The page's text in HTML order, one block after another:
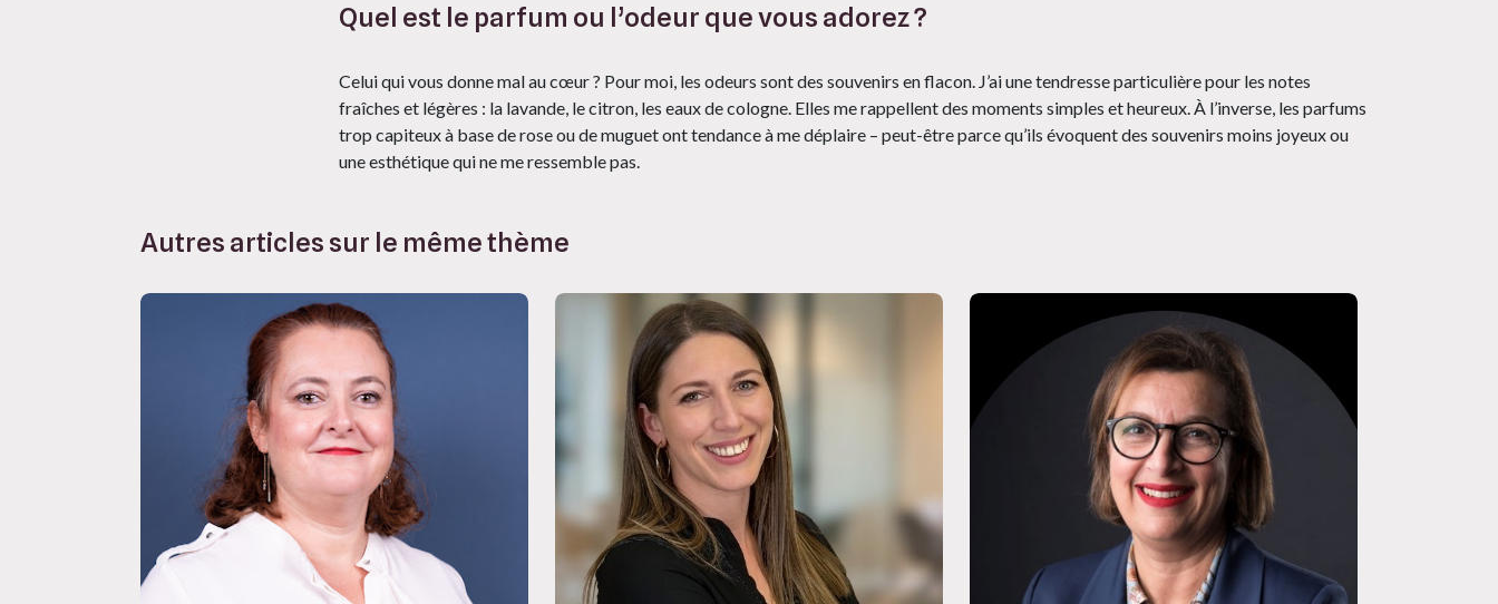
Quel est le parfum ou l’odeur que vous adorez ?
Celui qui vous donne mal au cœur ? ​Pour moi, les odeurs sont des souvenirs en flacon. J’ai une tendresse particulière pour les notes
fraîches et légères : la lavande, le citron, les eaux de cologne. Elles me rappellent des moments simples et heureux. À l’inverse, les parfums
trop capiteux à base de rose ou de muguet ont tendance à me déplaire – peut-être parce qu’ils évoquent des souvenirs moins joyeux ou
une esthétique qui ne me ressemble pas.
Autres articles sur le même thème